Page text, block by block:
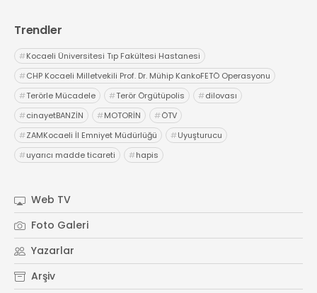
Trendler
#Kocaeli Üniversitesi Tıp Fakültesi Hastanesi
#CHP Kocaeli Milletvekili Prof. Dr. Mühip KankoFETÖ Operasyonu
#Terörle Mücadele #Terör Örgütüpolis #dilovası
#cinayetBANZİN #MOTORİN #ÖTV
#ZAMKocaeli İl Emniyet Müdürlüğü #Uyuşturucu
#uyarıcı madde ticareti #hapis
Web TV
Foto Galeri
Yazarlar
Arşiv